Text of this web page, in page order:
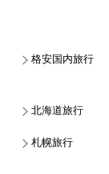
格安国内旅行
北海道旅行
札幌旅行